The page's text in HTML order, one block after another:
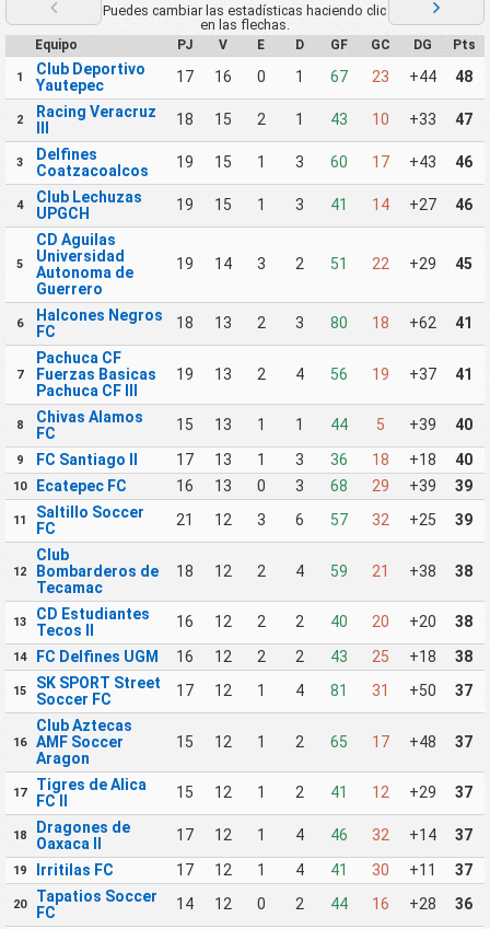
Puedes cambiar las estadísticas haciendo clic
en las flechas.
Equipo PJ V E D GF GC DG Pts
1
Club Deportivo
Yautepec
17 16 0 1 67 23 +44 48
2
Racing Veracruz
18 15 2 1 43 10 +33 47
3
Delfines
Coatzacoalcos
19 15 1 3 60 17 +43 46
4
Club Lechuzas
UPGCH
19 15 1 3 41 14 +27 46
5
CD Aguilas
Universidad
Autonoma de
Guerrero
19 14 3 2 51 22 +29 45
6
Halcones Negros
FC
18 13 2 3 80 18 +62 41
7
Pachuca CF
Fuerzas Basicas
Pachuca CF III
19 13 2 4 56 19 +37 41
8
Chivas Alamos
FC
15 13 1 1 44 5 +39 40
9 FC Santiago II 17 13 1 3 36 18 +18 40
10 Ecatepec FC 16 13 0 3 68 29 +39 39
11
Saltillo Soccer
FC
21 12 3 6 57 32 +25 39
12
Club
Bombarderos de
Tecamac
18 12 2 4 59 21 +38 38
13
CD Estudiantes
Tecos II
16 12 2 2 40 20 +20 38
14 FC Delfines UGM 16 12 2 2 43 25 +18 38
15
SK SPORT Street
Soccer FC
17 12 1 4 81 31 +50 37
16
Club Aztecas
AMF Soccer
Aragon
15 12 1 2 65 17 +48 37
17
Tigres de Alica
FC II
15 12 1 2 41 12 +29 37
18
Dragones de
Oaxaca II
17 12 1 4 46 32 +14 37
19 Irritilas FC 17 12 1 4 41 30 +11 37
20
Tapatios Soccer
FC
14 12 0 2 44 16 +28 36